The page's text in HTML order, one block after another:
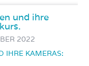
2022
IHRE KAMERAS: